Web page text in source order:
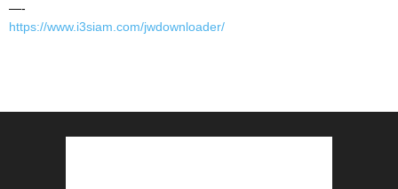
—-
https://www.i3siam.com/jwdownloader/